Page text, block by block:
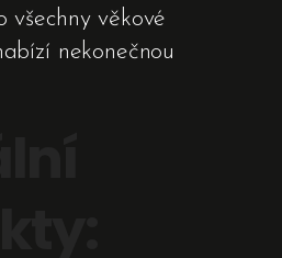
všechny věkové
nekonečnou